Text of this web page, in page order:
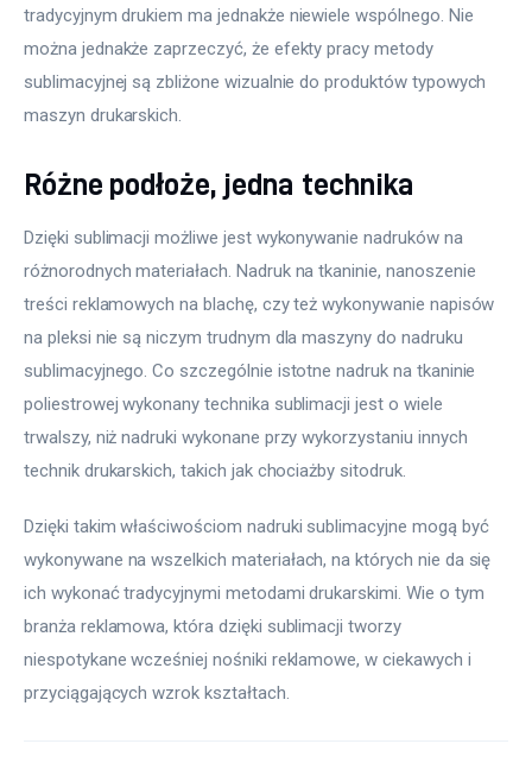
tradycyjnym drukiem ma jednakże niewiele wspólnego. Nie
można jednakże zaprzeczyć, że efekty pracy metody
sublimacyjnej są zbliżone wizualnie do produktów typowych
maszyn drukarskich.
Różne podłoże, jedna technika
Dzięki sublimacji możliwe jest wykonywanie nadruków na
różnorodnych materiałach. Nadruk na tkaninie, nanoszenie
treści reklamowych na blachę, czy też wykonywanie napisów
na pleksi nie są niczym trudnym dla maszyny do nadruku
sublimacyjnego. Co szczególnie istotne nadruk na tkaninie
poliestrowej wykonany technika sublimacji jest o wiele
trwalszy, niż nadruki wykonane przy wykorzystaniu innych
technik drukarskich, takich jak chociażby sitodruk.
Dzięki takim właściwościom nadruki sublimacyjne mogą być
wykonywane na wszelkich materiałach, na których nie da się
ich wykonać tradycyjnymi metodami drukarskimi. Wie o tym
branża reklamowa, która dzięki sublimacji tworzy
niespotykane wcześniej nośniki reklamowe, w ciekawych i
przyciągających wzrok kształtach.